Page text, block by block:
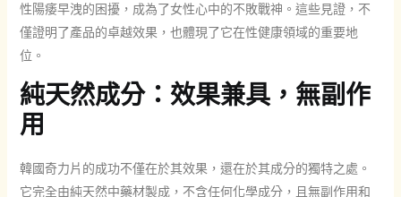
性陽痿早洩的困擾，成為了女性心中的不敗戰神。這些見證，不
僅證明了產品的卓越效果，也體現了它在性健康領域的重要地
位。
純天然成分：效果兼具，無副作
用
韓國奇力片的成功不僅在於其效果，還在於其成分的獨特之處。
它完全由純天然中藥材製成，不含任何化學成分，且無副作用和